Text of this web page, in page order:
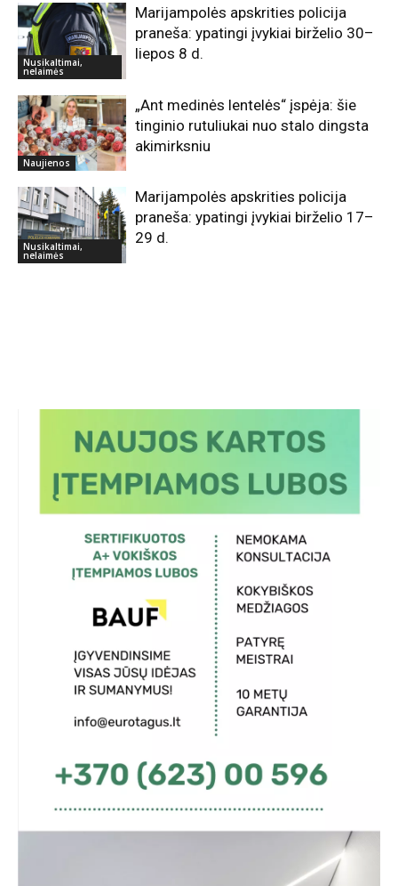
Nusikaltimai,
nelaimės
Marijampolės apskrities policija
praneša: ypatingi įvykiai birželio 30–
liepos 8 d.
Naujienos
„Ant medinės lentelės“ įspėja: šie
tinginio rutuliukai nuo stalo dingsta
akimirksniu
Nusikaltimai,
nelaimės
Marijampolės apskrities policija
praneša: ypatingi įvykiai birželio 17–
29 d.